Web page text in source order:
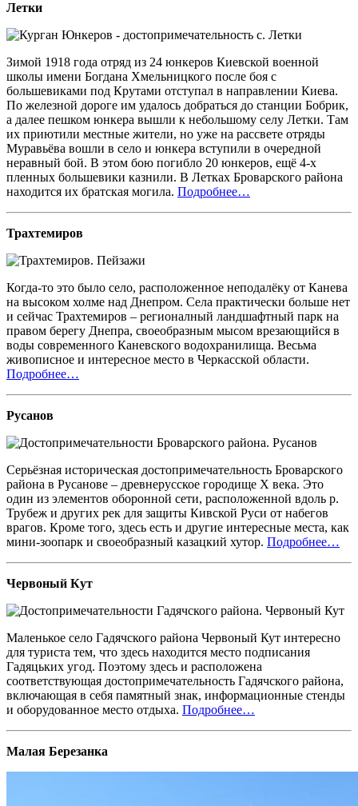
Летки
Зимой 1918 года отряд из 24 юнкеров Киевской военной
школы имени Богдана Хмельницкого после боя с
большевиками под Крутами отступал в направлении Киева.
По железной дороге им удалось добраться до станции Бобрик,
а далее пешком юнкера вышли к небольшому селу Летки. Там
их приютили местные жители, но уже на рассвете отряды
Муравьёва вошли в село и юнкера вступили в очередной
неравный бой. В этом бою погибло 20 юнкеров, ещё 4-х
пленных большевики казнили. В Летках Броварского района
находится их братская могила. Подробнее…
Трахтемиров
Когда-то это было село, расположенное неподалёку от Канева
на высоком холме над Днепром. Села практически больше нет
и сейчас Трахтемиров – регионалный ландшафтный парк на
правом берегу Днепра, своеобразным мысом врезающийся в
воды современного Каневского водохранилища. Весьма
живописное и интересное место в Черкасской области.
Подробнее…
Русанов
Серьёзная историческая достопримечательность Броварского
района в Русанове – древнерусское городище X века. Это
один из элементов оборонной сети, расположенной вдоль р.
Трубеж и других рек для защиты Кивской Руси от набегов
врагов. Кроме того, здесь есть и другие интересные места, как
мини-зоопарк и своеобразный казацкий хутор. Подробнее…
Червоный Кут
Маленькое село Гадячского района Червоный Кут интересно
для туриста тем, что здесь находится место подписания
Гадяцьких угод. Поэтому здесь и расположена
соответствующая достопримечательность Гадячского района,
включающая в себя памятный знак, информационные стенды
и оборудованное место отдыха. Подробнее…
Малая Березанка